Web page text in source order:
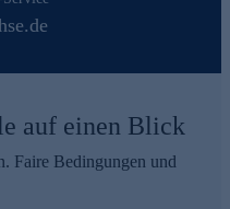
auf einen Blick
Faire Bedingungen und